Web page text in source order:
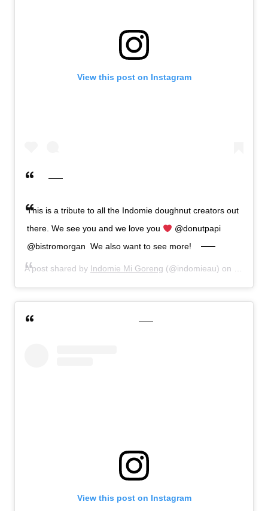
View this post on Instagram
This is a tribute to all the Indomie doughnut creators out
there. We see you and we love you
@donutpapi
@bistromorgan ​ ​We also want to see more!
A post shared by Indomie Mi Goreng (@indomieau) on
View this post on Instagram